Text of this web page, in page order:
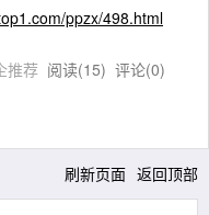
ppzx/498.html
推荐 阅读(15) 评论(0)
刷新页面 返回顶部